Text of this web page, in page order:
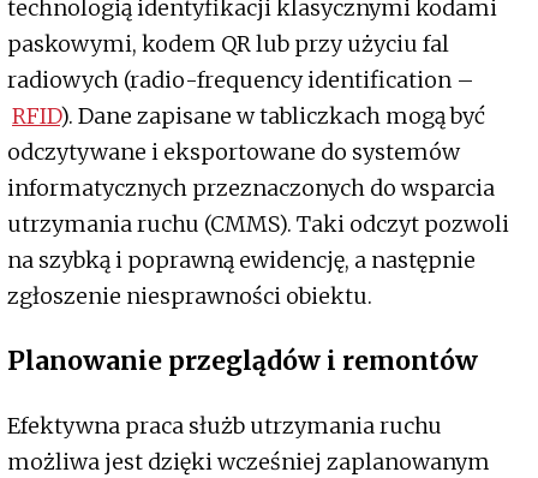
technologią identyfikacji klasycznymi kodami
paskowymi, kodem QR lub przy użyciu fal
radiowych (radio-frequency identification –
RFID). Dane zapisane w tabliczkach mogą być
odczytywane i eksportowane do systemów
informatycznych przeznaczonych do wsparcia
utrzymania ruchu (CMMS). Taki odczyt pozwoli
na szybką i poprawną ewidencję, a następnie
zgłoszenie niesprawności obiektu.
Planowanie przeglądów i remontów
Efektywna praca służb utrzymania ruchu
możliwa jest dzięki wcześniej zaplanowanym